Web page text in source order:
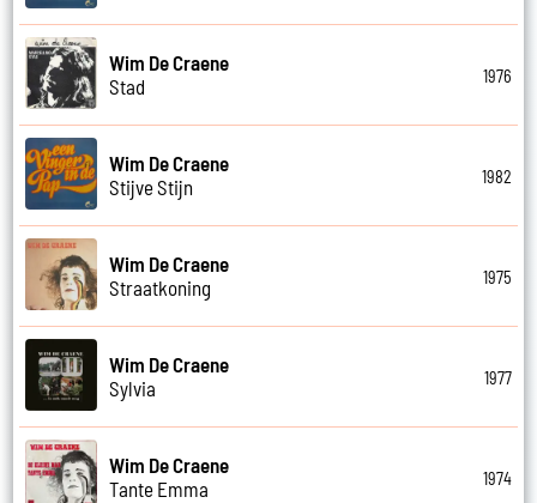
Wim De Craene
Stad
1976
Wim De Craene
Stijve Stijn
1982
Wim De Craene
Straatkoning
1975
Wim De Craene
Sylvia
1977
Wim De Craene
Tante Emma
1974